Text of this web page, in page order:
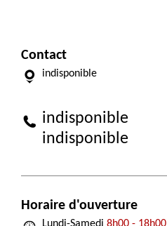
Contact
indisponible
indisponible
indisponible
Horaire d'ouverture